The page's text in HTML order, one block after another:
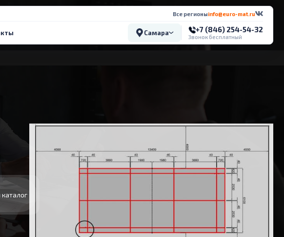
Все регионыinfo@euro-mat.ru
Самара +7 (846) 254-54-32
Звонок бесплатный